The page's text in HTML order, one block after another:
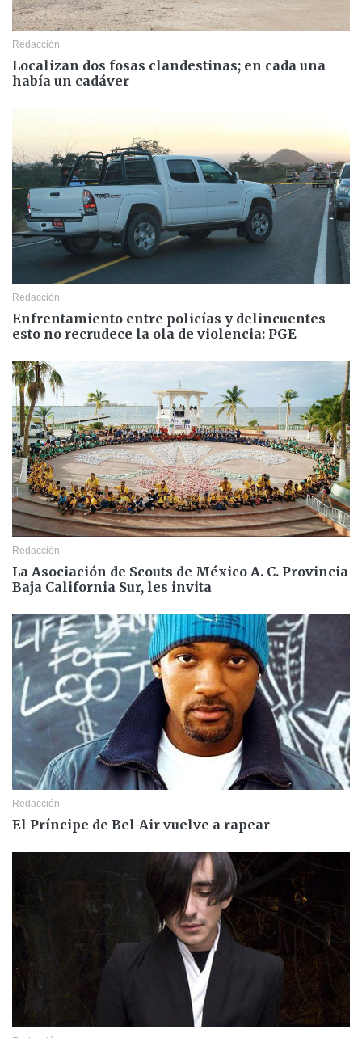
Redacción
Localizan dos fosas clandestinas; en cada una
había un cadáver
Redacción
Enfrentamiento entre policías y delincuentes
esto no recrudece la ola de violencia: PGE
Redacción
La Asociación de Scouts de México A. C. Provincia
Baja California Sur, les invita
Redacción
El Príncipe de Bel-Air vuelve a rapear